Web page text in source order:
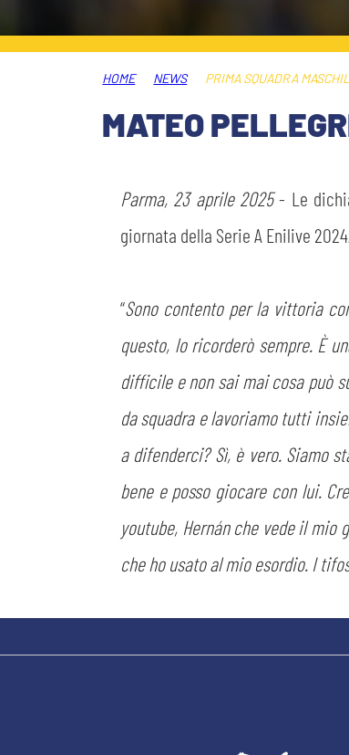
STORE
MUSEO
LAVORA CON NOI
MEDIA
HOME NEWS PRIMA SQUADRA
MATEO
Parma, 23 aprile 2025- Le
giornata della Serie A Enilive
“Sono contento per la vittoria
questo, lo ricorderò sempre. È
difficile e non sai mai cosa può
da squadra e lavoriamo tutti
a difenderci? Sì, è vero. Siamo
bene e posso giocare con lui.
youtube, Hernán che vede il mio
che ho usato al mio esordio. I